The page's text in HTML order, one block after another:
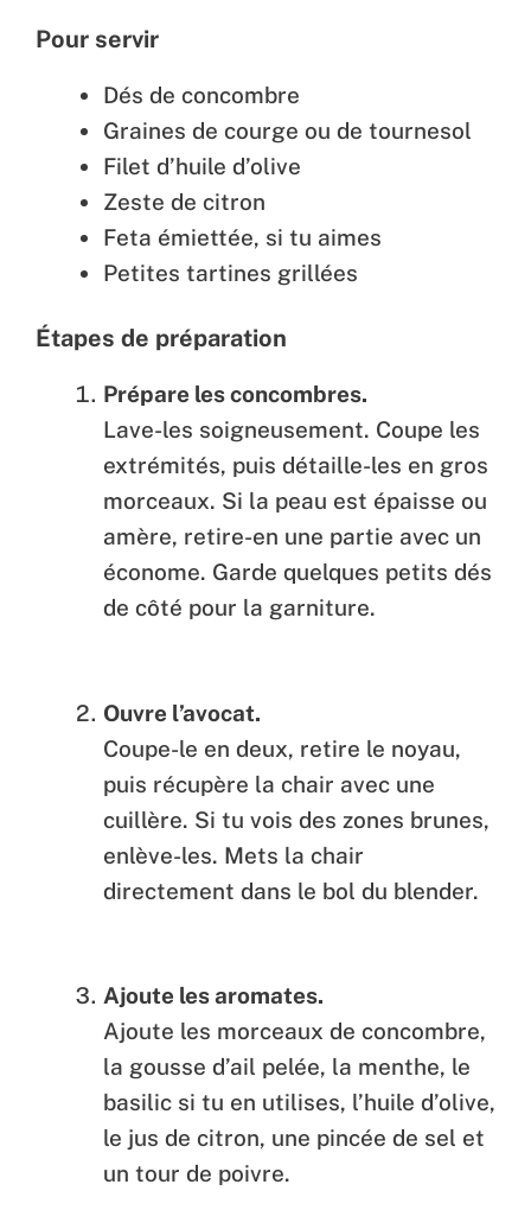
Pour servir
Dés de concombre
Graines de courge ou de tournesol
Filet d’huile d’olive
Zeste de citron
Feta émiettée, si tu aimes
Petites tartines grillées
Étapes de préparation
Prépare les concombres.
Lave-les soigneusement. Coupe les
extrémités, puis détaille-les en gros
morceaux. Si la peau est épaisse ou
amère, retire-en une partie avec un
économe. Garde quelques petits dés
de côté pour la garniture.
Ouvre l’avocat.
Coupe-le en deux, retire le noyau,
puis récupère la chair avec une
cuillère. Si tu vois des zones brunes,
enlève-les. Mets la chair
directement dans le bol du blender.
Ajoute les aromates.
Ajoute les morceaux de concombre,
la gousse d’ail pelée, la menthe, le
basilic si tu en utilises, l’huile d’olive,
le jus de citron, une pincée de sel et
un tour de poivre.